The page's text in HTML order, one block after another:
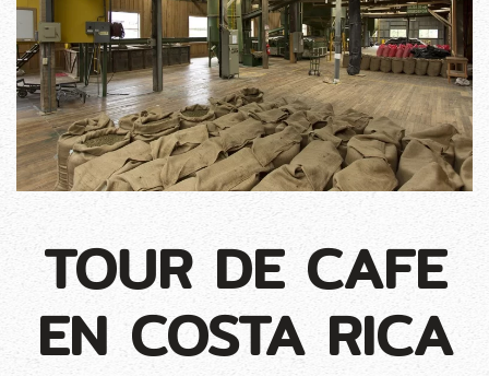
TOUR DE CAFE
EN COSTA RICA